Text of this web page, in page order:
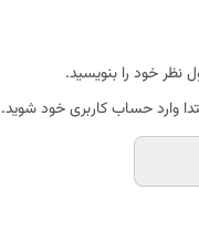
از برچسب یا پلاک واقع در
خود را بنویسید.
وارد حساب کاربری خود شوید.